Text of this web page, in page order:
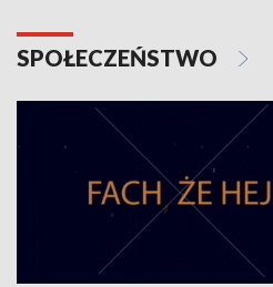
SPOŁECZEŃSTWO